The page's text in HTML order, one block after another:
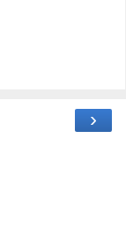
›